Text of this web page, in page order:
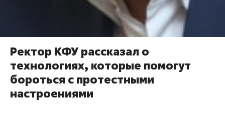
Ректор КФУ рассказал о
технологиях, которые помогут
бороться с протестными
настроениями